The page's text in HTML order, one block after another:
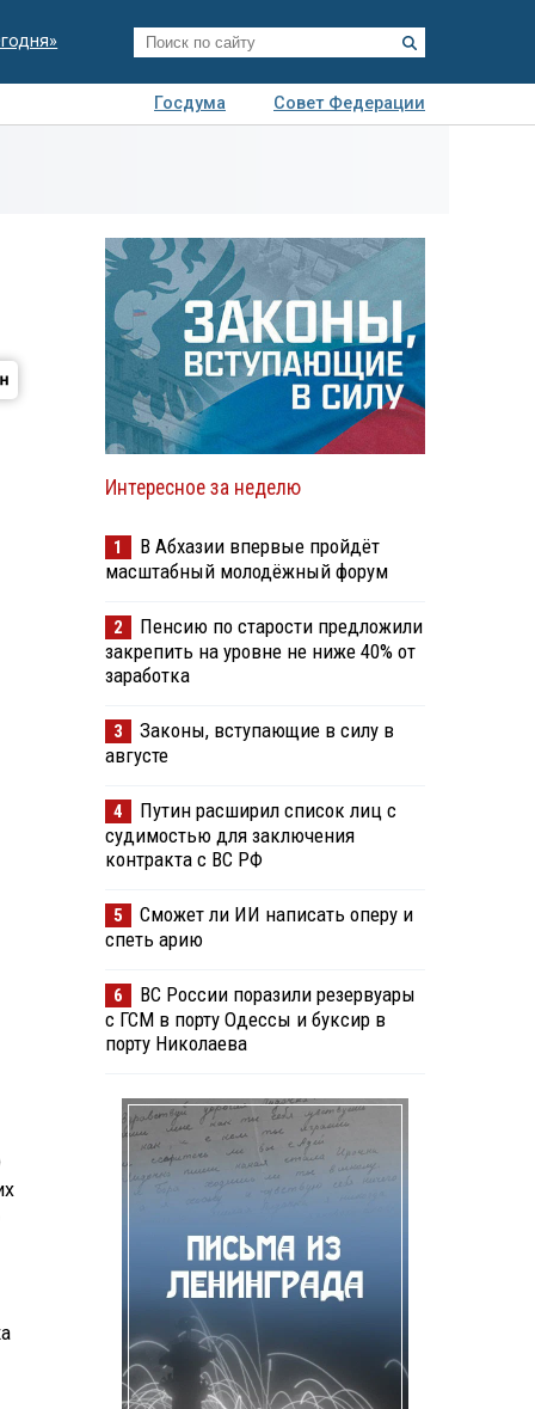
Госдума
Совет Федерации
Интересное за неделю
1
В Абхазии впервые пройдёт
масштабный молодёжный форум
2
Пенсию по старости предложили
закрепить на уровне не ниже 40% от
заработка
3
Законы, вступающие в силу в
августе
4
Путин расширил список лиц с
судимостью для заключения
контракта с ВС РФ
5
Сможет ли ИИ написать оперу и
спеть арию
6
ВС России поразили резервуары
с ГСМ в порту Одессы и буксир в
порту Николаева